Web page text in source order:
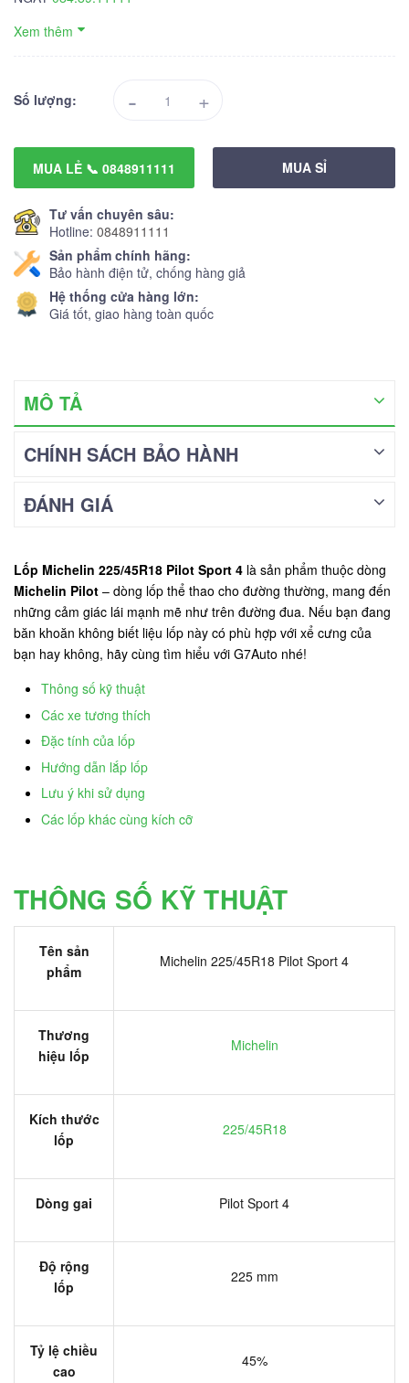
Xem thêm
Số lượng: - +
MUA LẺ 📞 0848911111 MUA SỈ
Tư vấn chuyên sâu:
Hotline: 0848911111
Sản phẩm chính hãng:
Bảo hành điện tử, chống hàng giả
Hệ thống cửa hàng lớn:
Giá tốt, giao hàng toàn quốc
MÔ TẢ
CHÍNH SÁCH BẢO HÀNH
ĐÁNH GIÁ
Lốp Michelin 225/45R18 Pilot Sport 4 là sản phẩm thuộc dòng
Michelin Pilot – dòng lốp thể thao cho đường thường, mang đến
những cảm giác lái mạnh mẽ như trên đường đua. Nếu bạn đang
băn khoăn không biết liệu lốp này có phù hợp với xể cưng của
bạn hay không, hãy cùng tìm hiểu với G7Auto nhé!
Thông số kỹ thuật
Các xe tương thích
Đặc tính của lốp
Hướng dẫn lắp lốp
Lưu ý khi sử dụng
Các lốp khác cùng kích cỡ
THÔNG SỐ KỸ THUẬT
Tên sản
phẩm
Michelin 225/45R18 Pilot Sport 4
Thương
hiệu lốp
Michelin
Kích thước
lốp
225/45R18
Dòng gai Pilot Sport 4
Độ rộng
lốp
225 mm
Tỷ lệ chiều
cao
45%